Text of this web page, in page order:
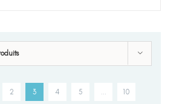
2 3 4 5 … 10